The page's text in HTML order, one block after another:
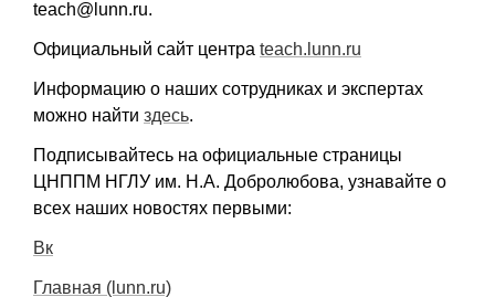
teach@lunn.ru.
Официальный сайт центра teach.lunn.ru
Информацию о наших сотрудниках и экспертах
можно найти здесь.
Подписывайтесь на официальные страницы
ЦНППМ НГЛУ им. Н.А. Добролюбова, узнавайте о
всех наших новостях первыми:
Вк
Главная (lunn.ru)